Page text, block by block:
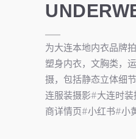
为大连本地内衣品牌
塑身内衣，文胸类，
摄，包括静态立体细
连服装摄影#大连时
商详情页#小红书#小